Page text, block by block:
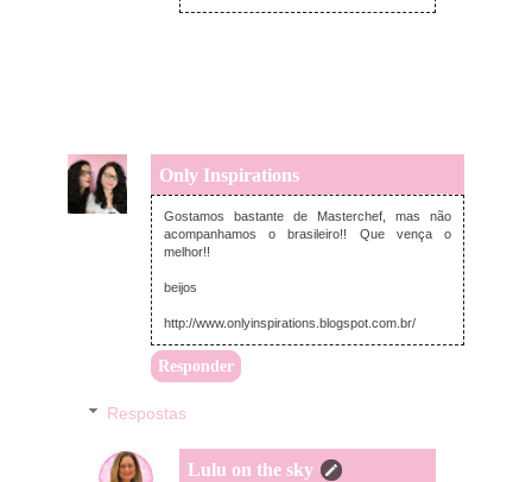
Only Inspirations
terça-feira, dezembro 16, 2014
Gostamos bastante de Masterchef, mas não
acompanhamos o brasileiro!! Que vença o
melhor!!
beijos
http://www.onlyinspirations.blogspot.com.br/
Responder
Respostas
Lulu on the sky